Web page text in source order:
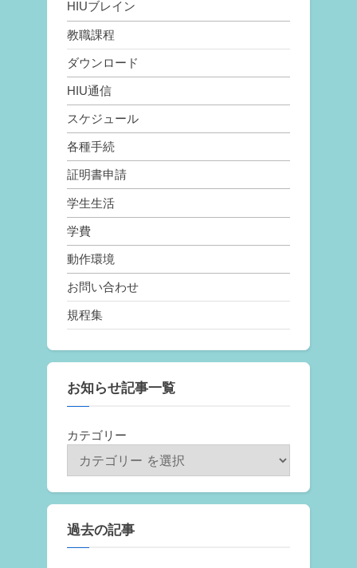
HIUブレイン
教職課程
ダウンロード
HIU通信
スケジュール
各種手続
証明書申請
学生生活
学費
動作環境
お問い合わせ
規程集
お知らせ記事一覧
カテゴリー
過去の記事